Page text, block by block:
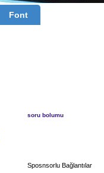
Font
soru bolumu
Sposnsorlu Bağlantılar